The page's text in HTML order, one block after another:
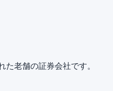
老舗の証券会社です。